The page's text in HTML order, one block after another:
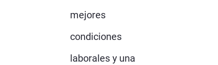
mejores
condiciones
laborales y una